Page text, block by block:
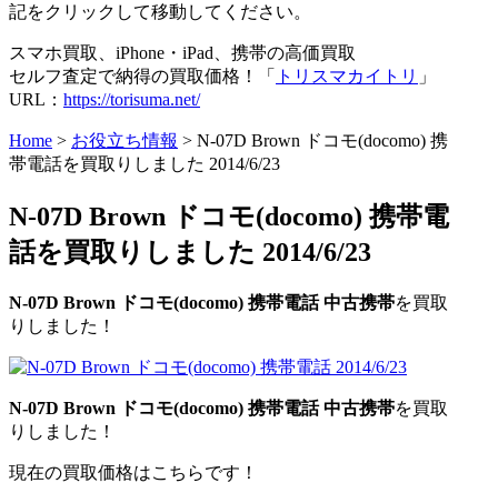
記をクリックして移動してください。
スマホ買取、iPhone・iPad、携帯の高価買取
セルフ査定で納得の買取価格！「
トリスマカイトリ 」
URL： https://torisuma.net/
Home > お役立ち情報 > N-07D Brown ドコモ(docomo) 携
帯電話を買取りしました 2014/6/23
N-07D Brown ドコモ(docomo) 携帯電
話を買取りしました 2014/6/23
N-07D Brown ドコモ(docomo) 携帯電話 中古携帯を買取
りしました！
N-07D Brown ドコモ(docomo) 携帯電話 中古携帯を買取
りしました！
現在の買取価格はこちらです！